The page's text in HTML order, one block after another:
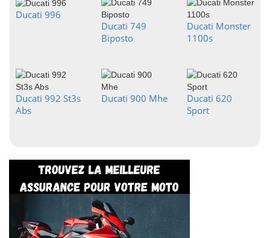
Ducati 996
Ducati 749
Biposto
Ducati Monster
1100s
Ducati 992 St3s
Abs
Ducati 900 Mhe
Ducati 620
Sport